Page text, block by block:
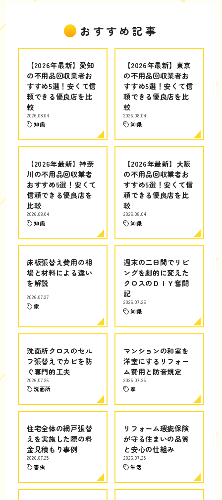
おすすめ記事
【2026年最新】愛知
の不用品回収業者お
すすめ5選！安くて信
頼できる優良店を比
較
2026.08.04
知識
【2026年最新】東京
の不用品回収業者お
すすめ5選！安くて信
頼できる優良店を比
較
2026.08.04
知識
【2026年最新】神奈
川の不用品回収業者
おすすめ5選！安くて
信頼できる優良店を
比較
2026.08.04
知識
【2026年最新】大阪
の不用品回収業者お
すすめ5選！安くて信
頼できる優良店を比
較
2026.08.04
知識
床板張替え費用の相
場と材料による違い
を解説
2026.07.27
家
週末の二日間でリビ
ングを劇的に変えた
クロスのＤＩＹ奮闘
記
2026.07.26
知識
洗面所クロスのセル
フ張替えでカビを防
ぐ専門的工夫
2026.07.26
洗面所
マンションの和室を
洋室にするリフォー
ム費用と防音規定
2026.07.26
家
住宅全体の網戸張替
えを実施した際の料
金見積もり事例
2026.07.25
害虫
リフォーム瑕疵保険
が守る住まいの品質
と安心の仕組み
2026.07.25
生活